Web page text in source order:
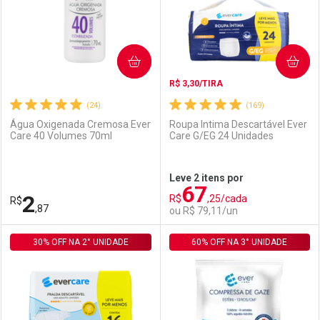
Comprar sem Desconto
Por R$ 3,19/cada
Por R$ 3,19/cada
Comprar sem Desconto
Por R$ 22,30/cada
Comprar sem Desconto
Por R$ 22,30/cada
(24)
Água Oxigenada Cremosa Ever
Care 40 Volumes 70ml
R$2,87
COMPRAR
FECHAR
Laboratório
FECHAR
Por Menos
(169)
R$ 3,30/TIRA
Roupa Intima Descartável Ever
Care G/EG 24 Unidades
Leve 2 itens por
R$67,25/cada
ou R$ 79,11/un
COMPRAR
Laboratório
Por Menos
30% OFF NA 2° UNIDADE 60% OFF NA 3° UNIDADE